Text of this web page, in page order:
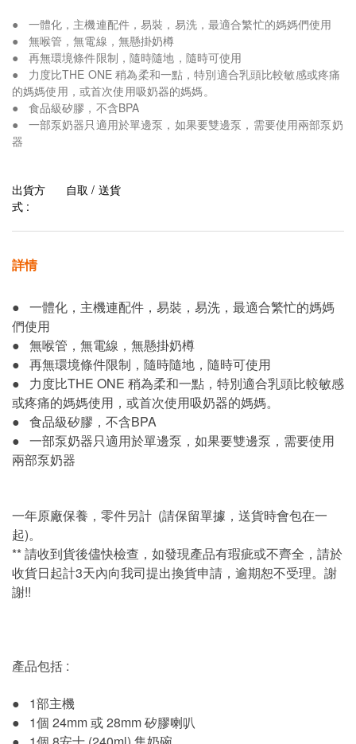
● 一體化，主機連配件，易裝，易洗，最適合繁忙的媽媽們使用
● 無喉管，無電線，無懸掛奶樽
● 再無環境條件限制，隨時隨地，隨時可使用
● 力度比THE ONE 稍為柔和一點，特別適合乳頭比較敏感或疼痛
的媽媽使用，或首次使用吸奶器的媽媽。
● 食品級矽膠，不含BPA
● 一部泵奶器只適用於單邊泵，如果要雙邊泵，需要使用兩部泵奶
器
出貨方
式 :
自取 / 送貨
詳情
● 一體化，主機連配件，易裝，易洗，最適合繁忙的媽媽
們使用
● 無喉管，無電線，無懸掛奶樽
● 再無環境條件限制，隨時隨地，隨時可使用
● 力度比THE ONE 稍為柔和一點，特別適合乳頭比較敏感
或疼痛的媽媽使用，或首次使用吸奶器的媽媽。
● 食品級矽膠，不含BPA
● 一部泵奶器只適用於單邊泵，如果要雙邊泵，需要使用
兩部泵奶器
一年原廠保養，零件另計 (請保留單據，送貨時會包在一
起)。
** 請收到貨後儘快檢查，如發現產品有瑕疵或不齊全，請於
收貨日起計3天內向我司提出換貨申請，逾期恕不受理。謝
謝!!
產品包括 :
● 1部主機
● 1個 24mm 或 28mm 矽膠喇叭